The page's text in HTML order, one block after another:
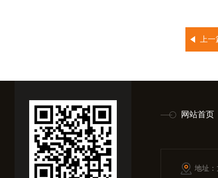
*如
上
网站首页
地址